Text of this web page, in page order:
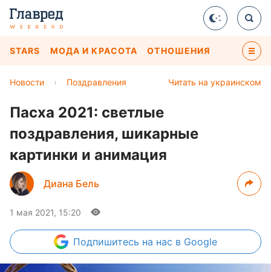
STARS МОДА И КРАСОТА ОТНОШЕНИЯ
Читать на украинском
Новости › Поздравления
Пасха 2021: светлые
поздравления, шикарные
картинки и анимация
Диана Бель
1 мая 2021, 15:20
Подпишитесь на нас в Google